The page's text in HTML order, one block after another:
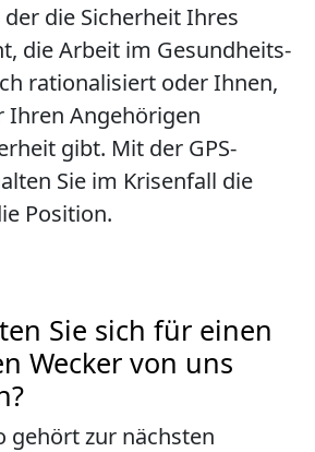
die Sicherheit Ihres
die Arbeit im Gesundheits-
rationalisiert oder Ihnen,
Ihren Angehörigen
gibt. Mit der GPS-
Sie im Krisenfall die
Position.
Sie sich für einen
Wecker von uns
gehört zur nächsten